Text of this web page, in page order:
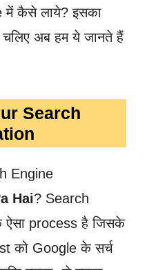
कैसे लाये? इसका
अब हम ये जानते हैं
Search
Engine
Hai? Search
process है जिसके
को Google के सर्च